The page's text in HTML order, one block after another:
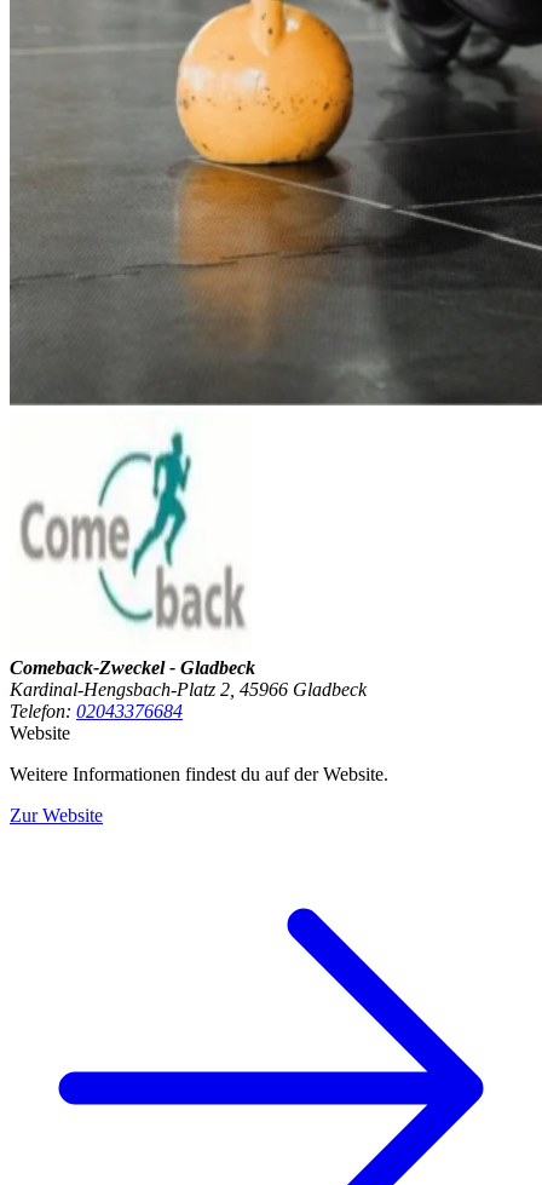
Comeback-Zweckel - Gladbeck
Kardinal-Hengsbach-Platz 2, 45966 Gladbeck
Telefon: 02043376684
Website
Weitere Informationen findest du auf der Website.
Zur Website